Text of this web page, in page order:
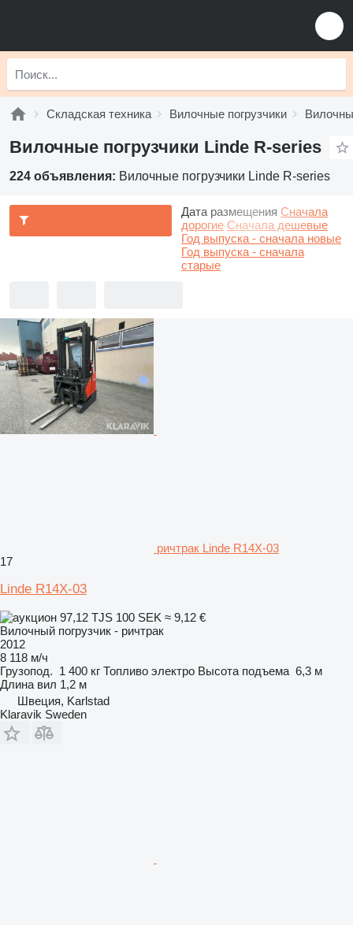
Складская техника Вилочные погрузчики
Вилочные погрузчики Linde R-series
224 объявления: Вилочные погрузчики Linde R-series
Дата размещения Сначала
дорогие Сначала дешевые
Год выпуска - сначала новые
Год выпуска - сначала
старые
ричтрак Linde R14X-03
17
Linde R14X-03
97,12 TJS 100 SEK ≈ 9,12 €
Вилочный погрузчик - ричтрак
2012
8 118 м/ч
Грузопод. 1 400 кг Топливо электро Высота подъема 6,3 м
Длина вил 1,2 м
Швеция, Karlstad
Klaravik Sweden